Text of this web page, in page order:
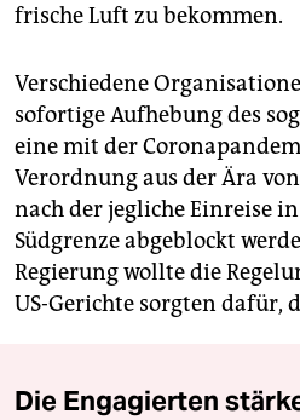
frische Luft zu bekommen.
Verschiedene
sofortige Aufhebung des
eine mit der
Verordnung aus der Ära
nach der jegliche Einreise
Südgrenze abgeblockt
Regierung wollte die
US-Gerichte sorgten dafür,
Die Engagierten